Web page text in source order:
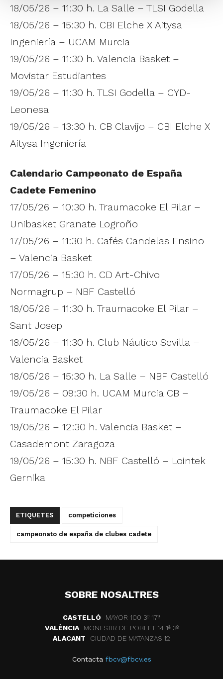
18/05/26 – 11:30 h. La Salle – TLSI Godella
18/05/26 – 15:30 h. CBI Elche X Aitysa
Ingeniería – UCAM Murcia
19/05/26 – 11:30 h. Valencia Basket –
Movistar Estudiantes
19/05/26 – 11:30 h. TLSI Godella – CYD-
Leonesa
19/05/26 – 13:30 h. CB Clavijo – CBI Elche X
Aitysa Ingeniería
Calendario Campeonato de España
Cadete Femenino
17/05/26 – 10:30 h. Traumacoke El Pilar –
Unibasket Granate Logroño
17/05/26 – 11:30 h. Cafés Candelas Ensino
– Valencia Basket
17/05/26 – 15:30 h. CD Art-Chivo
Normagrup – NBF Castelló
18/05/26 – 11:30 h. Traumacoke El Pilar –
Sant Josep
18/05/26 – 11:30 h. Club Náutico Sevilla –
Valencia Basket
18/05/26 – 15:30 h. La Salle – NBF Castelló
19/05/26 – 09:30 h. UCAM Murcia CB –
Traumacoke El Pilar
19/05/26 – 12:30 h. Valencia Basket –
Casademont Zaragoza
19/05/26 – 15:30 h. NBF Castelló – Lointek
Gernika
ETIQUETES competiciones
campeonato de españa de clubes cadete
SOBRE NOSALTRES
CASTELLÓ
MAYOR 100 3º 17ª
VALÈNCIA
MONESTIR DE POBLET 14 1ª 3º
ALACANT
CIUDAD DE MATANZAS 12
Contacta fbcv@fbcv.es